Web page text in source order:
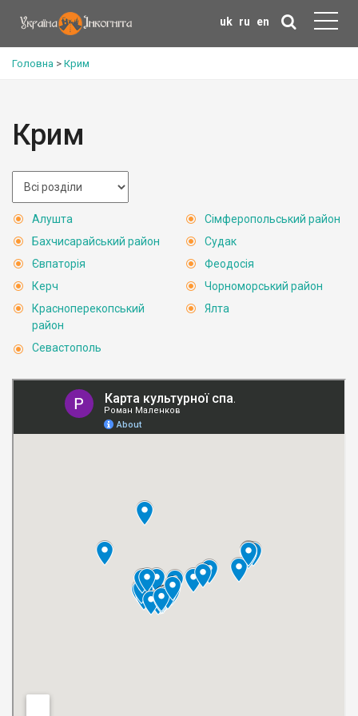
uk ru en
Головна > Крим
Крим
Алушта
Бахчисарайський район
Євпаторія
Керч
Красноперекопський
район
Севастополь
Сімферопольський район
Судак
Феодосія
Чорноморський район
Ялта